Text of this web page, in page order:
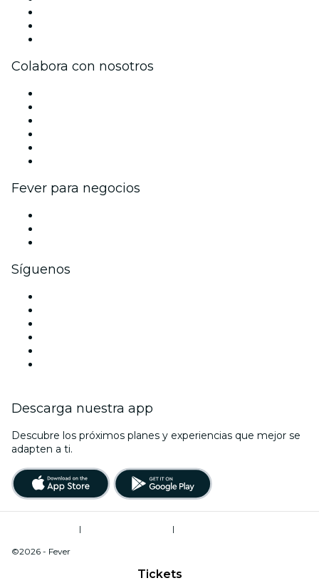
Tickets
Colabora con nosotros
Fever para negocios
Síguenos
Descarga nuestra app
Descubre los próximos planes y experiencias que mejor se
adapten a ti.
|
|
©2026 - Fever